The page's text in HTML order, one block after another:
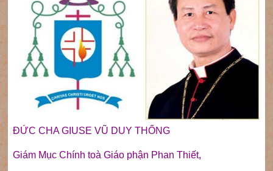
ĐỨC CHA GIUSE VŨ DUY THỐNG
Giám Mục Chính toà Giáo phận Phan Thiết,